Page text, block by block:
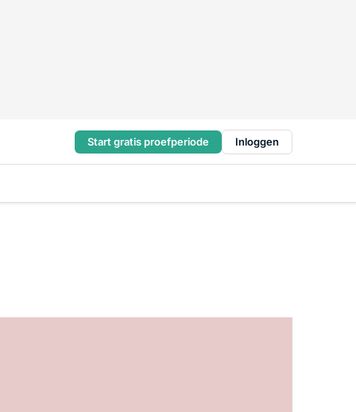
Start gratis proefperiode Inloggen